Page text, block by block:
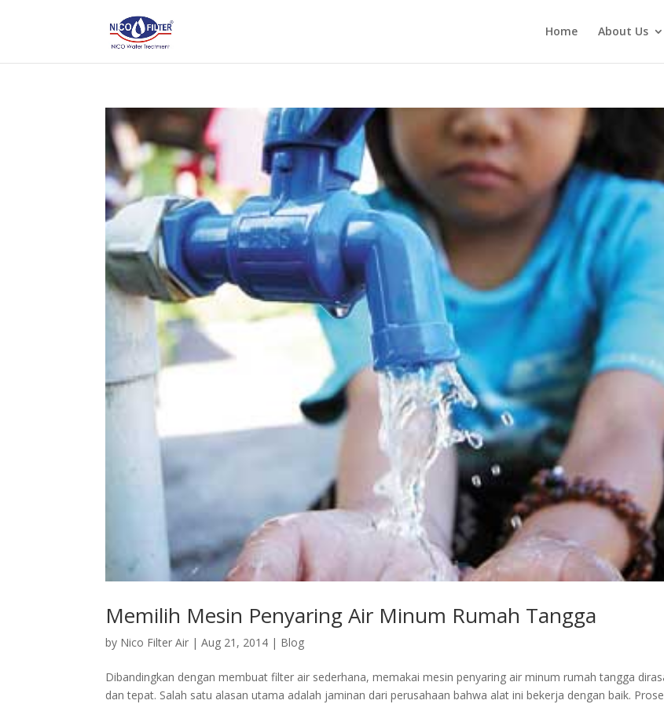
Home About Us
Memilih Mesin Penyaring Air Minum Rumah Tangga
by Nico Filter Air |Aug 21, 2014 | Blog
Dibandingkan dengan membuat filter air sederhana, memakai mesin penyaring air minum rumah tangga
dan tepat. Salah satu alasan utama adalah jaminan dari perusahaan bahwa alat ini bekerja dengan baik.